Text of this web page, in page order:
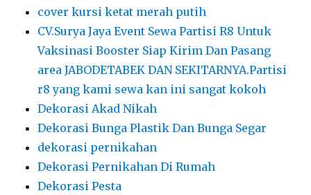
cover kursi ketat merah putih
CV.Surya Jaya Event Sewa Partisi R8 Untuk
Vaksinasi Booster Siap Kirim Dan Pasang
area JABODETABEK DAN SEKITARNYA.Partisi
r8 yang kami sewa kan ini sangat kokoh
Dekorasi Akad Nikah
Dekorasi Bunga Plastik Dan Bunga Segar
dekorasi pernikahan
Dekorasi Pernikahan Di Rumah
Dekorasi Pesta